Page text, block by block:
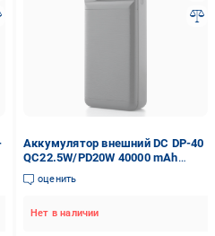
Аккумулятор внешний DC DP-40
QC22.5W/PD20W 40000 mAh
(34747)
оценить
Нет в наличии